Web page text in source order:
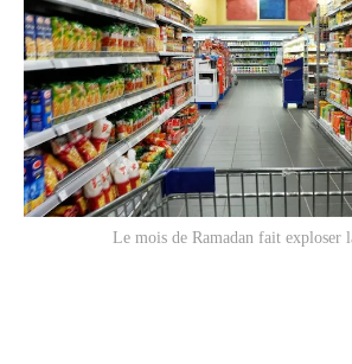
Le mois de Ramadan fait exploser